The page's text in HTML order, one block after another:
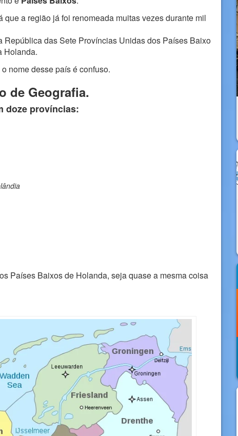
a região já foi renomeada muitas vezes durante mil
República das Sete Províncias Unidas dos Países Baixo
Holanda.
nome desse país é confuso.
de Geografia.
doze províncias:
Países Baixos de Holanda, seja quase a mesma coisa